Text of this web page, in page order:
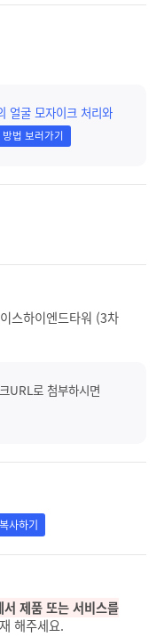
얼굴 모자이크 처리와
법 보러가기
스하이엔드타워 (3차
URL로 첨부하시면
사하기
제품 또는 서비스를
해주세요.